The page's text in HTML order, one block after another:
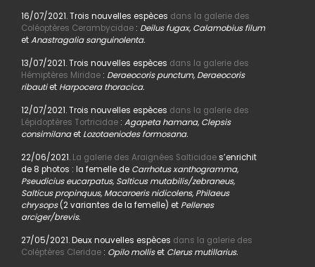
16/07/2021. Trois nouvelles espèces dans la galerie des
Coléoptères Cerambycidae: Deilus fugax, Calamobius filum
etAnastragalia sanguinolenta.
13/07/2021. Trois nouvelles espèces dans la galerie des
Hémiptères Miridae: Deraeocoris punctum, Deraeocoris
ribautiet Harpocera thoracica.
12/07/2021. Trois nouvelles espèces dans la galerie des
Lépidoptères Tortricidae: Agapeta hamana, Clepsis
consimilanaet Lozotaeniodes formosana.
22/06/2021. La galerie des Araignées Salticidaes’enrichit
de 8 photos : la femelle de Carrhotus xanthogramma,
Pseudicius eucarpatus, Salticus mutabilis/zebraneus,
Salticus propinquus, Macaroeris nidicolens, Philaeus
chrysops(2 variantes de la femelle) et Pellenes
arciger/brevis.
27/05/2021. Deux nouvelles espèces dans la galerie des
Coléptères Cleridae: Opilo molliset Clerus mutillarius.